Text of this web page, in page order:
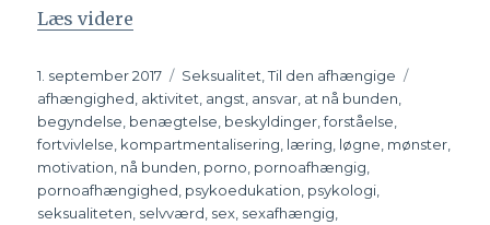
Læs videre
Udgivet
1. september 2017 Kategorier
Seksualitet ,Til den afhængige
afhængighed aktivitet angst ansvar at nå bunden
begyndelse benægtelse beskyldinger ,forståelse
fortvivlelse kompartmentalisering læring løgne mønster
motivation nå bunden porno pornoafhængig
pornoafhængighed psykoedukation psykologi
seksualiteten selvværd sex sexafhængig